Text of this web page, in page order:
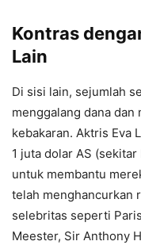
Kontras
Lain
Di sisi lain, sejumlah
menggalang dana
kebakaran. Aktris Eva
1 juta dolar AS
untuk membantu
telah menghancurkan
selebritas seperti
Meester, Sir Anthony